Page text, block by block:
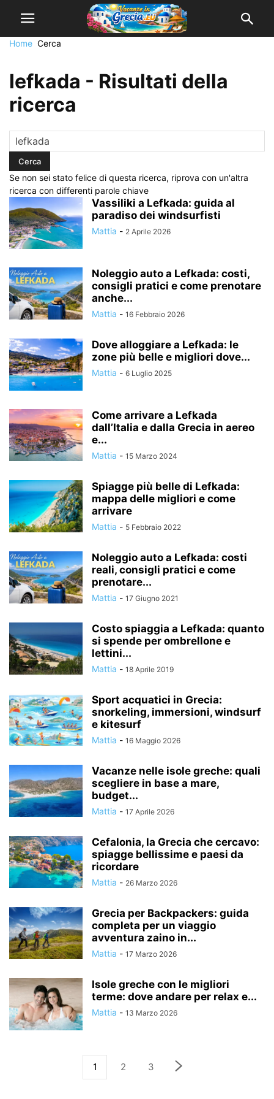
Home Cerca
lefkada - Risultati della
ricerca
Se non sei stato felice di questa ricerca, riprova con un'altra
ricerca con differenti parole chiave
Vassiliki a Lefkada: guida al
paradiso dei windsurfisti
Mattia - 2 Aprile 2026
Noleggio auto a Lefkada: costi,
consigli pratici e come prenotare
anche...
Mattia - 16 Febbraio 2026
Dove alloggiare a Lefkada: le
zone più belle e migliori dove...
Mattia - 6 Luglio 2025
Come arrivare a Lefkada
dall’Italia e dalla Grecia in aereo
e...
Mattia - 15 Marzo 2024
Spiagge più belle di Lefkada:
mappa delle migliori e come
arrivare
Mattia - 5 Febbraio 2022
Noleggio auto a Lefkada: costi
reali, consigli pratici e come
prenotare...
Mattia - 17 Giugno 2021
Costo spiaggia a Lefkada: quanto
si spende per ombrellone e
lettini...
Mattia - 18 Aprile 2019
Sport acquatici in Grecia:
snorkeling, immersioni, windsurf
e kitesurf
Mattia - 16 Maggio 2026
Vacanze nelle isole greche: quali
scegliere in base a mare,
budget...
Mattia - 17 Aprile 2026
Cefalonia, la Grecia che cercavo:
spiagge bellissime e paesi da
ricordare
Mattia - 26 Marzo 2026
Grecia per Backpackers: guida
completa per un viaggio
avventura zaino in...
Mattia - 17 Marzo 2026
Isole greche con le migliori
terme: dove andare per relax e...
Mattia - 13 Marzo 2026
1 2 3